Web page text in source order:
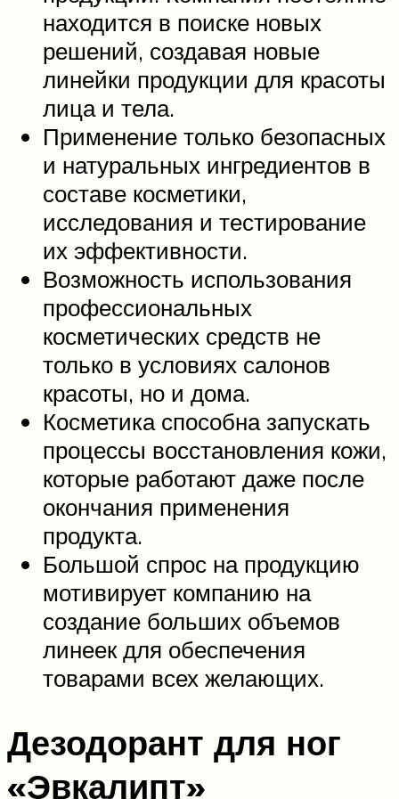
находится в поиске новых
решений, создавая новые
линейки продукции для красоты
лица и тела.
Применение только безопасных
и натуральных ингредиентов в
составе косметики,
исследования и тестирование
их эффективности.
Возможность использования
профессиональных
косметических средств не
только в условиях салонов
красоты, но и дома.
Косметика способна запускать
процессы восстановления кожи,
которые работают даже после
окончания применения
продукта.
Большой спрос на продукцию
мотивирует компанию на
создание больших объемов
линеек для обеспечения
товарами всех желающих.
Дезодорант для ног
«Эвкалипт»